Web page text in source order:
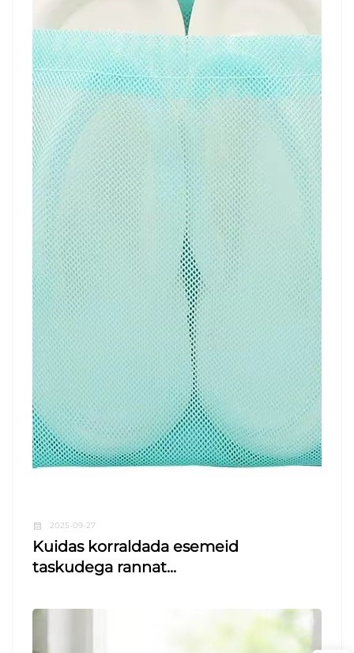
2025-09-27
Kuidas korraldada esemeid
taskudega rannat...